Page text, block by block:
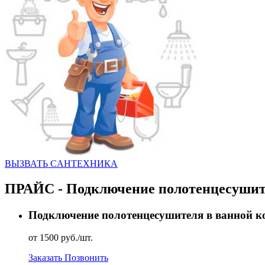
ВЫЗВАТЬ CАНТЕХНИКА
ПРАЙС - Подключение
Подключение полотенцесушителя в ванной
от 1500 руб./шт.
Заказать Позвонить